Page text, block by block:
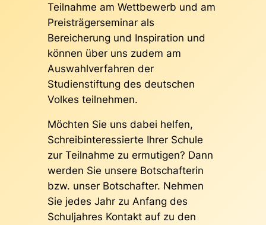
Teilnahme am Wettbewerb und am
Preisträgerseminar als
Bereicherung und Inspiration und
können über uns zudem am
Auswahlverfahren der
Studienstiftung des deutschen
Volkes teilnehmen.
Möchten Sie uns dabei helfen,
Schreibinteressierte Ihrer Schule
zur Teilnahme zu ermutigen? Dann
werden Sie unsere Botschafterin
bzw. unser Botschafter. Nehmen
Sie jedes Jahr zu Anfang des
Schuljahres Kontakt auf zu den